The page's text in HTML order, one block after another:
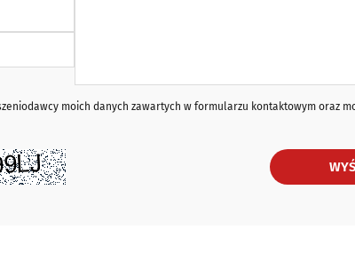
moich danych zawartych w formularzu kontaktowym oraz